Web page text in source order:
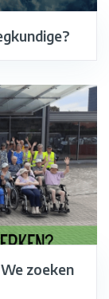
zoeken